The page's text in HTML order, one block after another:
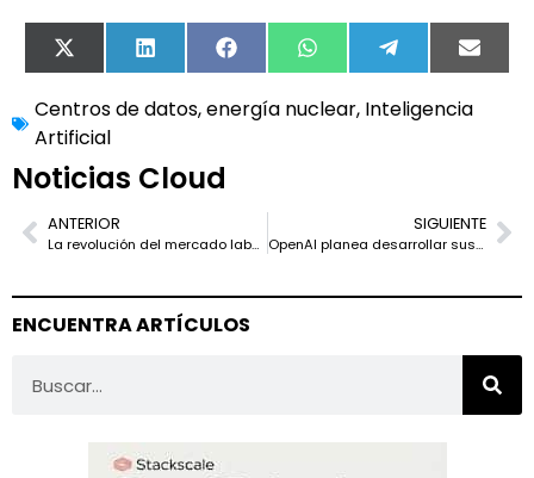
X
(Twitter)
LinkedIn FacebookWhatsApp TelegramEmail
Centros de datos,energía nuclear, Inteligencia
Artificial
Noticias Cloud
ANTERIOR
La revolución del mercado laboral en España: Oportunidades en salud y sostenibilidad
SIGUIENTE
OpenAI planea desarrollar sus propios chips de IA en colaboración con TSMC
ENCUENTRA ARTÍCULOS